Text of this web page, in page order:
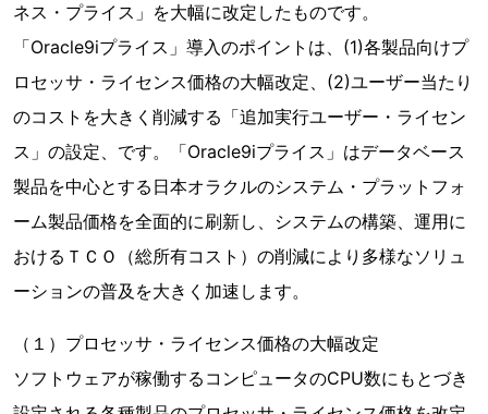
ネス・プライス」を大幅に改定したものです。
「Oracle9iプライス」導入のポイントは、(1)各製品向けプ
ロセッサ・ライセンス価格の大幅改定、(2)ユーザー当たり
のコストを大きく削減する「追加実行ユーザー・ライセン
ス」の設定、です。「Oracle9iプライス」はデータベース
製品を中心とする日本オラクルのシステム・プラットフォ
ーム製品価格を全面的に刷新し、システムの構築、運用に
おけるＴＣＯ（総所有コスト）の削減により多様なソリュ
ーションの普及を大きく加速します。
（１）プロセッサ・ライセンス価格の大幅改定
ソフトウェアが稼働するコンピュータのCPU数にもとづき